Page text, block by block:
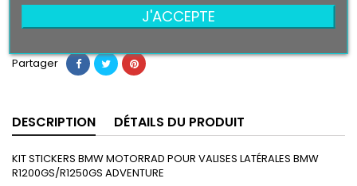
 Ajouter au panier
Partager
DESCRIPTION DÉTAILS DU PRODUIT
KIT STICKERS BMW MOTORRAD POUR VALISES LATÉRALES BMW
R1200GS/R1250GS ADVENTURE
J'ACCEPTE